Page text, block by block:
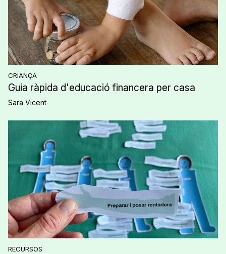
CRIANÇA
Guia ràpida d'educació financera per casa
Sara Vicent
RECURSOS